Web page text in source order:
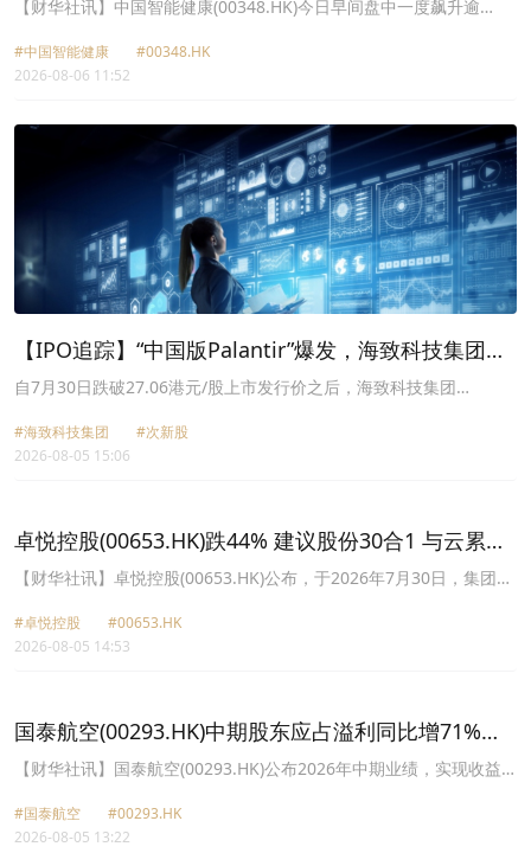
司的主要股东及关连人士。
【财华社讯】中国智能健康(00348.HK)今日早间盘中一度飙升逾
布，于2026年8月5日，公司向认购人陈丽金配发1.54亿股新股，占
扩大后公司全部已发行股本约16.7%。配售价每股0.07港元，较于认
购事项所得款项净额约为1080万港元，集团拟将约580万港元作为集
团一般营运资金；及约500万港元用于偿还集团现有债务。
#中国智能健康
#00348.HK
2026-08-06 11:52
【IPO追踪】“中国版Palantir”爆发，海致科技集团
（02706.HK）大涨46%
自7月30日跌破27.06港元/股上市发行价之后，海致科技集团
倍。其中8月5日涨幅位居港股主板涨幅榜前列，截至发稿，该股报
55.75港元，涨幅46.17%，市值223.2亿港元。
#海致科技集团
#次新股
2026-08-05 15:06
卓悦控股(00653.HK)跌44% 建议股份30合1 与云累大
吉启动战略合作
【财华社讯】卓悦控股(00653.HK)公布，于2026年7月30日，集团与
式，启动仪式标志着双方合作由战略共识正式迈向全面落地实施。双
方将围绕香港本地业务及中国内地业务的市场拓展、招商，以及百
营业额目标为3000万港元。云仓将运用自身在业务整合、全域营销、
渠道建设及跨境业务领域的专业经验与资源，致力推动运营主体实现
该营业额目标。该公司同日公布，建议股本重组，将每30股合并为1
为每手5,000股新股份。股本重组预期9月11日生效。截至发稿，卓悦
控股(00653.HK)跌44%，报0.028港元。
#卓悦控股
#00653.HK
2026-08-05 14:53
国泰航空(00293.HK)中期股东应占溢利同比增71%至
62.43亿港元 派息26港仙
【财华社讯】国泰航空(00293.HK)公布2026年中期业绩，实现收益
元，同比增长71%；每股盈利99.5港仙。拟派中期息每股26港仙。
2026年上半年的应占溢利包括10亿港元的非经常性收益，主要来自
#国泰航空
#00293.HK
2026-08-05 13:22